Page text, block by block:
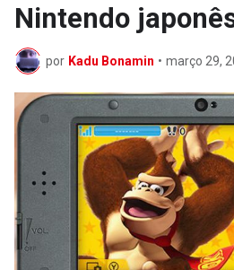
Nintendo
por Kadu Bonamin • março 29,